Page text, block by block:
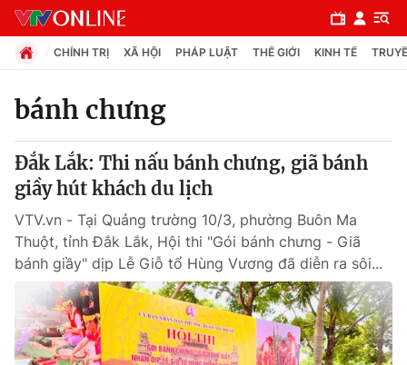
Chuyên mục
Chính trị
Xã hội
Pháp luật
Y tế
CHÍNH TRỊ XÃ HỘI PHÁP LUẬT THẾ GIỚI KINH TẾ
bánh chưng
Đắk Lắk: Thi nấu bánh chưng, giã bánh
giầy hút khách du lịch
VTV.vn - Tại Quảng trường 10/3, phường Buôn Ma
Thuột, tỉnh Đắk Lắk, Hội thi "Gói bánh chưng - Giã
bánh giầy" dịp Lễ Giỗ tổ Hùng Vương đã diễn ra sôi...